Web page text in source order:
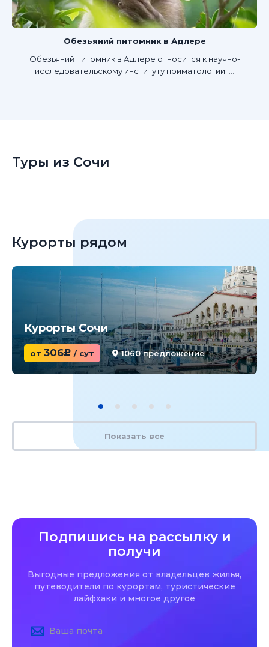
Обезьяний питомник в Адлере
Обезьяний питомник в Адлере относится к научно-
исследовательскому институту приматологии. ...
Туры из Сочи
Курорты рядом
Курорты Сочи
от 306c / сут 1060 предложение
Показать все
Подпишись на рассылку и
получи
Выгодные предложения от владельцев жилья,
путеводители по курортам, туристические
лайфхаки и многое другое